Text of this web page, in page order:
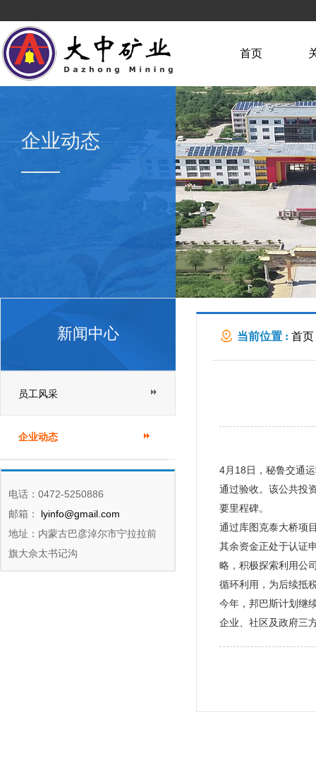
首页
企业动态
新闻中心
员工风采
企业动态
电话：0472-5250886
邮箱：
lyinfo@gmail.com
地址：内蒙古巴彦淖尔市宁拉拉前
旗大佘太书记沟
当前位置 : 首页
4月18日，秘鲁交通
通过验收。该公共投
要里程碑。
通过库图克泰大桥项
其余资金正处于认证
略，积极探索利用公
循环利用，为后续抵
今年，邦巴斯计划继
企业、社区及政府三